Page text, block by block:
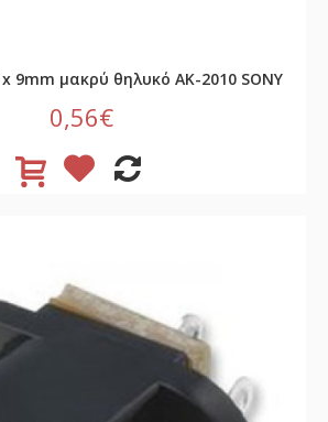
9mm μακρύ θηλυκό AK-2010 SONY
0,56€